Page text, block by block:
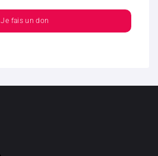
Je fais un don